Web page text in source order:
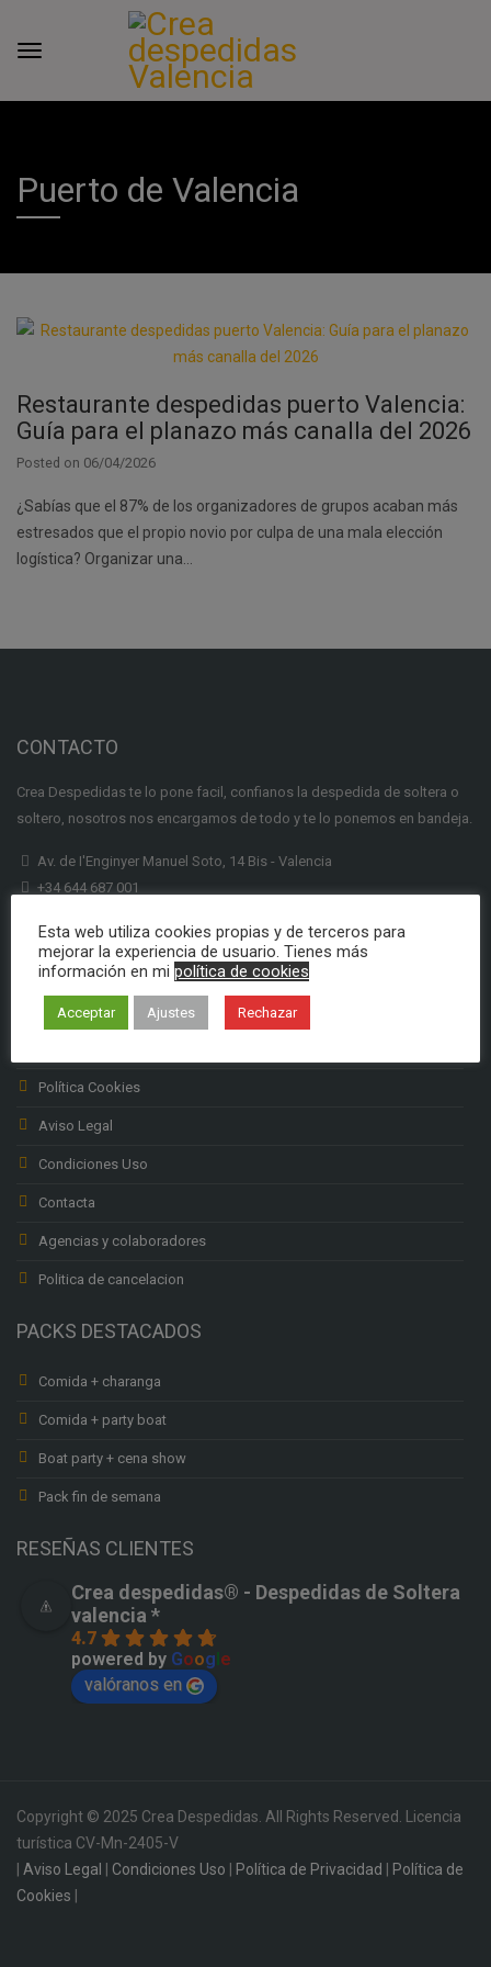
Puerto de Valencia
Restaurante despedidas puerto Valencia:
Guía para el planazo más canalla del 2026
Posted on 06/04/2026
¿Sabías que el 87% de los organizadores de grupos acaban más
estresados que el propio novio por culpa de una mala elección
logística? Organizar una…
CONTACTO
Crea Despedidas te lo pone facil, confianos la despedida de soltera o
soltero, nosotros nos encargamos de todo y te lo ponemos en bandeja.
Av. de I'Enginyer Manuel Soto, 14 Bis - Valencia
+34 644 687 001
INFORMACION
Subenciones Labora
Política Cookies
Aviso Legal
Condiciones Uso
Contacta
Agencias y colaboradores
Politica de cancelacion
PACKS DESTACADOS
Comida + charanga
Comida + party boat
Boat party + cena show
Pack fin de semana
RESEÑAS CLIENTES
Crea despedidas®️ - Despedidas de Soltera
valencia *
4.7
powered by Google
valóranos en
Copyright © 2025 Crea Despedidas. All Rights Reserved. Licencia
turística CV-Mn-2405-V
Aviso Legal Condiciones Uso Política de Privacidad
Política de
Cookies
Esta web utiliza cookies propias y de terceros para
mejorar la experiencia de usuario. Tienes más
información en mi política de cookies
Acceptar Ajustes Rechazar